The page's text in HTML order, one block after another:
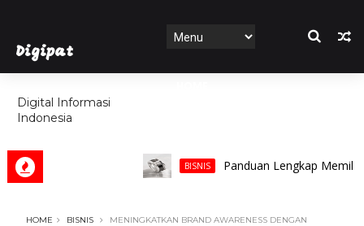
Digipat
Digital Informasi
Indonesia
FEATURES
BISNIS Panduan Lengkap Memilih
HOME BISNIS
MENINGKATKAN BRAND AWARENESS DENGAN